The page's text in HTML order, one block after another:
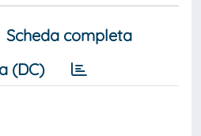
Scheda completa
(DC)